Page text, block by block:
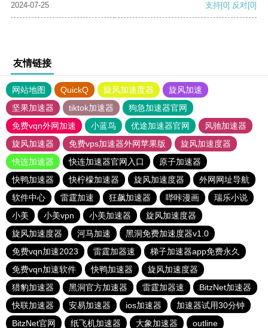
2024-07-25
支持[0] 反对[0]
友情链接
网站地图 QuickQ 旋风加速度器
旋风加速
坚果加速器
tiktok加速器
狗急加速器官网
免费vqn外网加速
小蓝鸟 优途加速器官网
风驰加速器
旋风加速器
免费vps加速器外网苹果版
旋风加速度器
快连加速器
快连加速器官网入口
原子加速器
快鸭加速器
快柠檬加速器 旋风加速度器
外网网址导航
软件中心
雷霆加速 狂飙加速器 哔咔漫画
瑞乐小说
小美
小美vpn 小美加速器
旋风加速度器
旋风加速度器
河马加速
黑洞免费加速度器v1.0
免费vqn加速2023
雷霆加器速
梯子加速器app免费永久
免费vqn加速软件
快鸭加速器
旋风加速度器
猎豹加速器
黑洞官方加速器 雷霆加器速
BitzNet加速器
快联加速器
安易加速器 ios加速器
加速器试用30分钟
BitzNet官网
纸飞机加速器 大象加速器 outline